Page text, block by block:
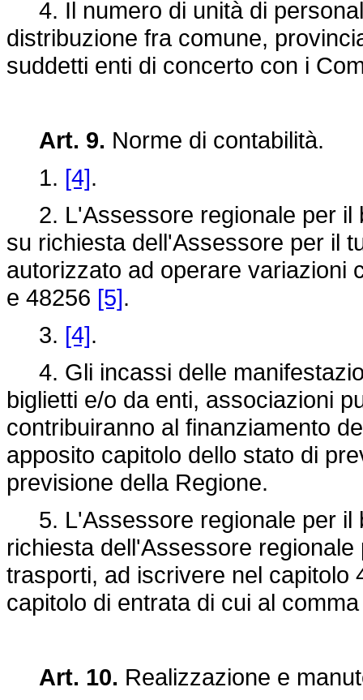
4. Il numero di unità di
distribuzione fra comune,
suddetti enti di concerto con i
Art. 9. Norme di contabilità.
1. [4].
2. L'Assessore regionale per il
su richiesta dell'Assessore per il
autorizzato ad operare variazioni
e 48256 [5].
3. [4].
4. Gli incassi delle
biglietti e/o da enti, associazioni
contribuiranno al finanziamento
apposito capitolo dello stato di
previsione della Regione.
5. L'Assessore regionale per il
richiesta dell'Assessore
trasporti, ad iscrivere nel capitolo
capitolo di entrata di cui al
Art. 10. Realizzazione e